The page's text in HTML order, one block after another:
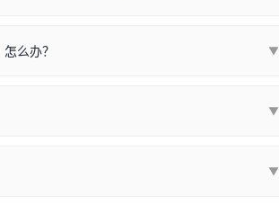
的系统位数，并只安装与系统相匹配的那一部
相兼容的驱动已安装成功。
，直接关闭窗口去打印测试即可。
么办？ ▼
Windows 系统（如 Win10/Win11 最新版）已
不再默认兼容，而非文件安全性问题。
▼
▼